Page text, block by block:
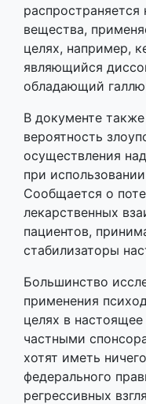
вещества,
целях, например,
являющийся
обладающий
В документе
вероятность
осуществления
при
Сообщается о
лекарственных
пациентов,
стабилизаторы
Большинство
применения
целях в
частными
хотят иметь
федерального
регрессивных